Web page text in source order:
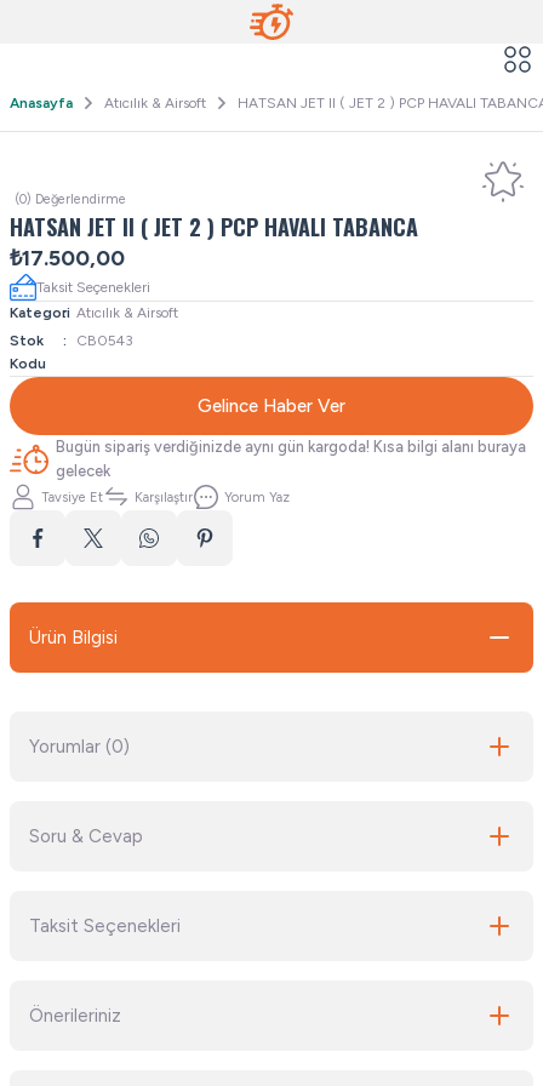
Anasayfa Atıcılık & Airsoft HATSAN JET II ( JET 2 ) PCP HAVALI
(0) Değerlendirme
HATSAN JET II ( JET 2 ) PCP HAVALI TABANCA
₺17.500,00
Taksit Seçenekleri
Kategori Atıcılık & Airsoft
Stok
Kodu
CB0543
Gelince Haber Ver
Bugün sipariş verdiğinizde aynı gün kargoda! Kısa bilgi alanı buraya
gelecek
Tavsiye Et Karşılaştır Yorum Yaz
Ürün Bilgisi
Yorumlar (0)
Soru & Cevap
Taksit Seçenekleri
Önerileriniz